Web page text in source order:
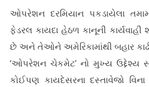
ઓપરેશન દરમિયાન પકડાયેલા
ફેડરલ કાયદા હેઠળ કાનૂની
છે અને તેઓને અમેરિકામાંથી બહાર
‘ઓપરેશન ચેકમેટ’ નો મુખ્ય ઉદ્દેશ્ય
કોઈપણ કાયદેસરના દસ્તાવેજો વિના